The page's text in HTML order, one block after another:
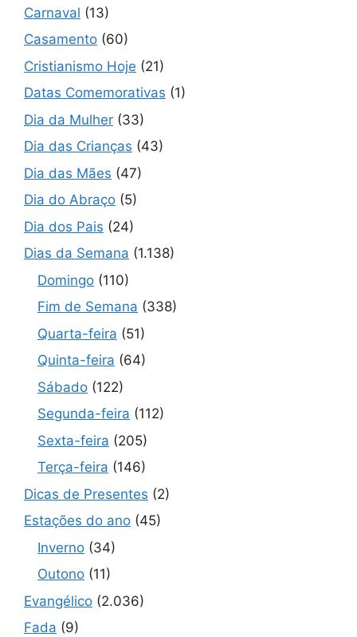
Carnaval (13)
Casamento (60)
Cristianismo Hoje (21)
Datas Comemorativas (1)
Dia da Mulher (33)
Dia das Crianças (43)
Dia das Mães (47)
Dia do Abraço (5)
Dia dos Pais (24)
Dias da Semana (1.138)
Domingo (110)
Fim de Semana (338)
Quarta-feira (51)
Quinta-feira (64)
Sábado (122)
Segunda-feira (112)
Sexta-feira (205)
Terça-feira (146)
Dicas de Presentes (2)
Estações do ano (45)
Inverno (34)
Outono (11)
Evangélico (2.036)
Fada (9)